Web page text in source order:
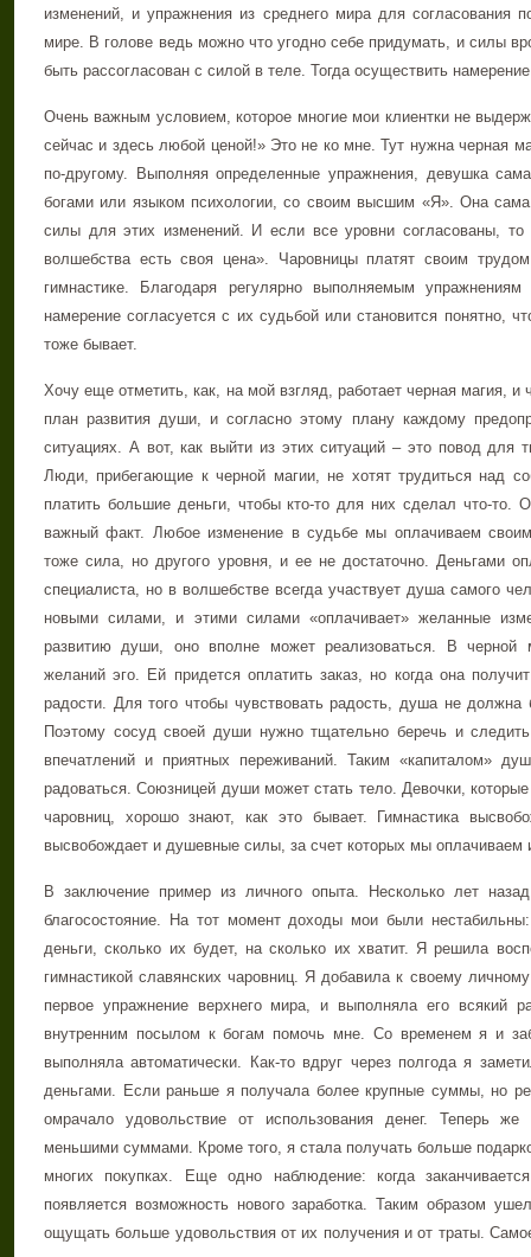
изменений, и упражнения из среднего мира для согласования
мире. В голове ведь можно что угодно себе придумать, и силы
быть рассогласован с силой в теле. Тогда осуществить
Очень важным условием, которое многие мои клиентки не
сейчас и здесь любой ценой!» Это не ко мне. Тут нужна черная
по-другому. Выполняя определенные упражнения, девушка
богами или языком психологии, со своим высшим «Я». Она
силы для этих изменений. И если все уровни согласованы, то
волшебства есть своя цена». Чаровницы платят своим
гимнастике. Благодаря регулярно выполняемым
намерение согласуется с их судьбой или становится понятно,
тоже бывает.
Хочу еще отметить, как, на мой взгляд, работает черная магия, и
план развития души, и согласно этому плану каждому
ситуациях. А вот, как выйти из этих ситуаций – это повод для
Люди, прибегающие к черной магии, не хотят трудиться над
платить большие деньги, чтобы кто-то для них сделал что-то.
важный факт. Любое изменение в судьбе мы оплачиваем
тоже сила, но другого уровня, и ее не достаточно. Деньгами
специалиста, но в волшебстве всегда участвует душа самого
новыми силами, и этими силами «оплачивает» желанные
развитию души, оно вполне может реализоваться. В черной
желаний эго. Ей придется оплатить заказ, но когда она
радости. Для того чтобы чувствовать радость, душа не должна
Поэтому сосуд своей души нужно тщательно беречь и
впечатлений и приятных переживаний. Таким «капиталом»
радоваться. Союзницей души может стать тело. Девочки,
чаровниц, хорошо знают, как это бывает. Гимнастика
высвобождает и душевные силы, за счет которых мы оплачиваем
В заключение пример из личного опыта. Несколько лет
благосостояние. На тот момент доходы мои были
деньги, сколько их будет, на сколько их хватит. Я решила
гимнастикой славянских чаровниц. Я добавила к своему
первое упражнение верхнего мира, и выполняла его всякий
внутренним посылом к богам помочь мне. Со временем я и
выполняла автоматически. Как-то вдруг через полгода я
деньгами. Если раньше я получала более крупные суммы, но
омрачало удовольствие от использования денег. Теперь
меньшими суммами. Кроме того, я стала получать больше
многих покупках. Еще одно наблюдение: когда
появляется возможность нового заработка. Таким образом
ощущать больше удовольствия от их получения и от траты.